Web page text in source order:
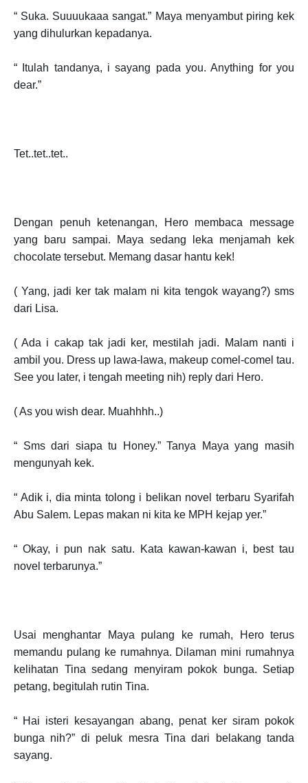
“ Suka. Suuuukaaa sangat.” Maya menyambut piring kek
yang dihulurkan kepadanya.
“ Itulah tandanya, i sayang pada you. Anything for you
dear.”
Tet..tet..tet..
Dengan penuh ketenangan, Hero membaca message
yang baru sampai. Maya sedang leka menjamah kek
chocolate tersebut. Memang dasar hantu kek!
( Yang, jadi ker tak malam ni kita tengok wayang?) sms
dari Lisa.
( Ada i cakap tak jadi ker, mestilah jadi. Malam nanti i
ambil you. Dress up lawa-lawa, makeup comel-comel tau.
See you later, i tengah meeting nih) reply dari Hero.
( As you wish dear. Muahhhh..)
“ Sms dari siapa tu Honey.” Tanya Maya yang masih
mengunyah kek.
“ Adik i, dia minta tolong i belikan novel terbaru Syarifah
Abu Salem. Lepas makan ni kita ke MPH kejap yer.”
“ Okay, i pun nak satu. Kata kawan-kawan i, best tau
novel terbarunya.”
Usai menghantar Maya pulang ke rumah, Hero terus
memandu pulang ke rumahnya. Dilaman mini rumahnya
kelihatan Tina sedang menyiram pokok bunga. Setiap
petang, begitulah rutin Tina.
“ Hai isteri kesayangan abang, penat ker siram pokok
bunga nih?” di peluk mesra Tina dari belakang tanda
sayang.